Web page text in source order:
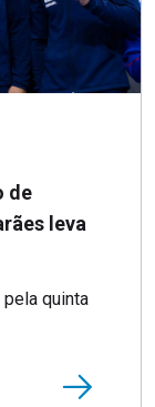
de
leva
quinta